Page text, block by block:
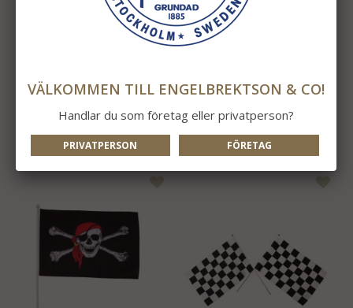
Finland Viftflagga
44 kr
INFO KÖP
Norge Viftflagga
44 kr
INFO
VÄLKOMMEN TILL ENGELBREKTSON & CO!
Handlar du som företag eller privatperson?
PRIVATPERSON FÖRETAG